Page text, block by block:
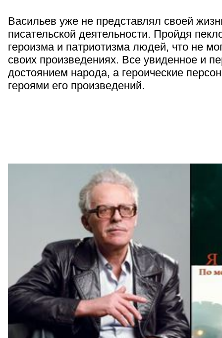
Васильев уже не представлял своей
писательской деятельности. Пройдя
героизма и патриотизма людей, что не
своих произведениях. Все увиденное и
достоянием народа, а героические
героями его произведений.